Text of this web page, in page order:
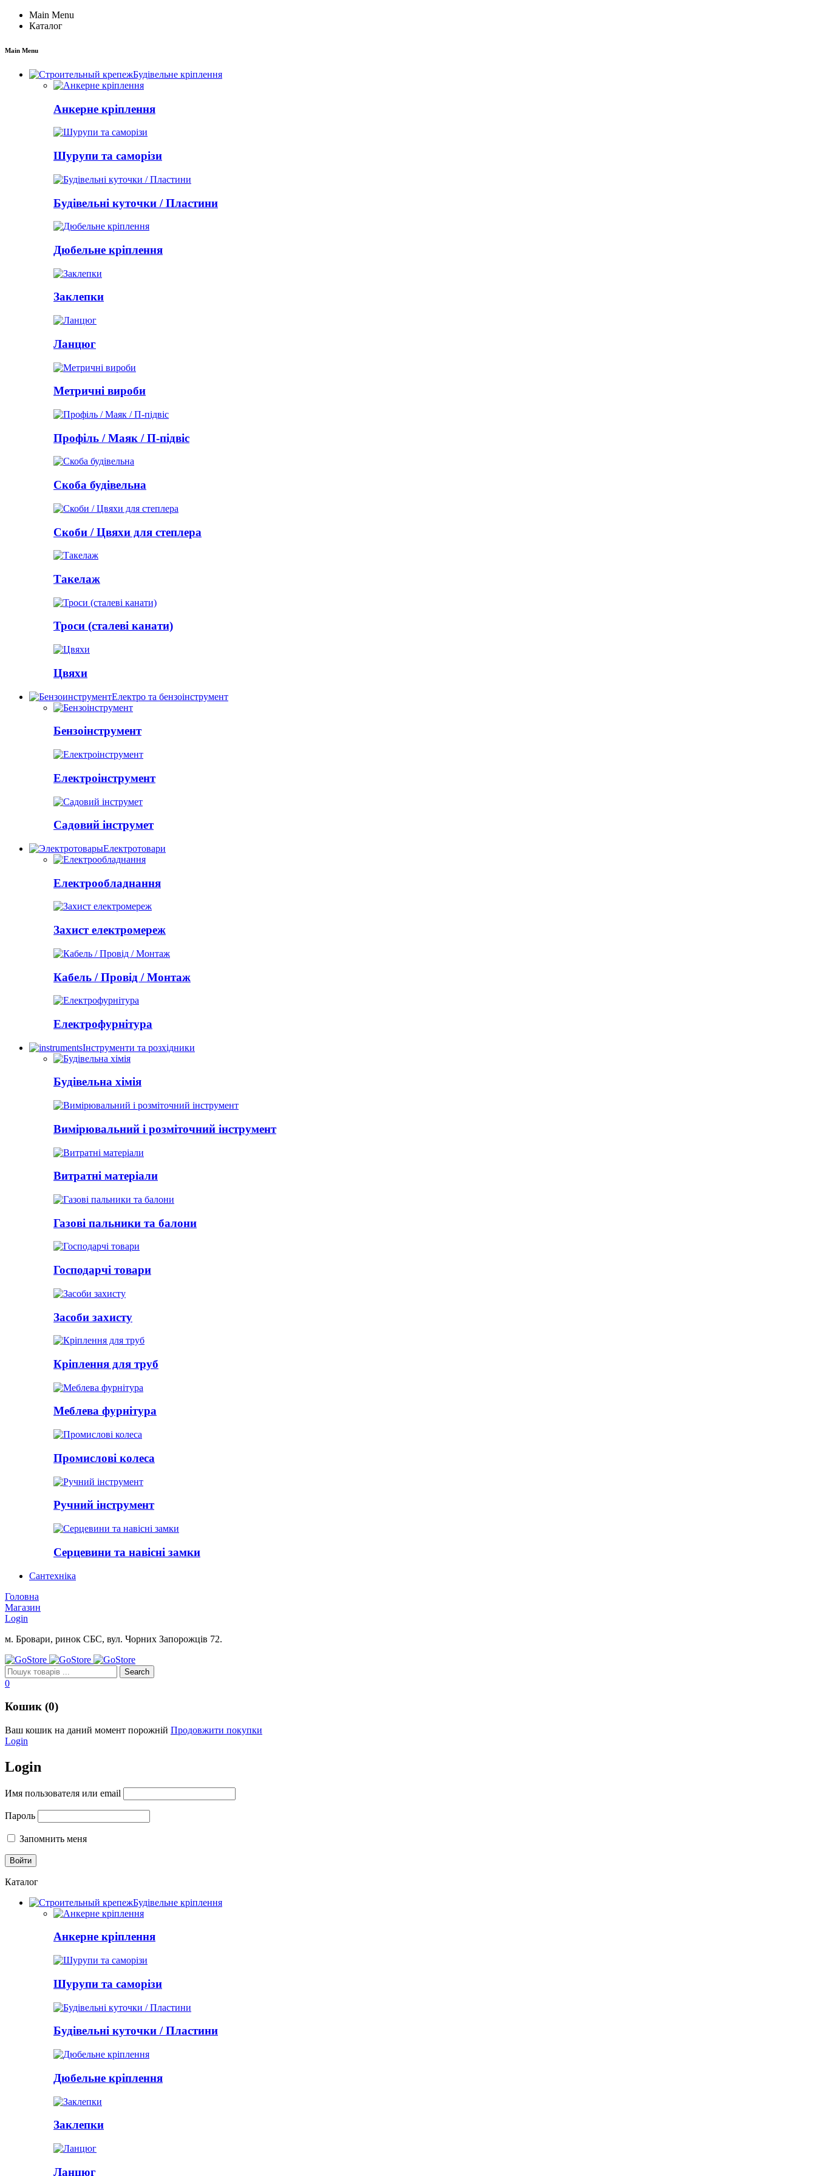
Main Menu
Каталог
Main Menu
Будівельне кріплення
Анкерне кріплення
Шурупи та саморізи
Будівельні куточки / Пластини
Дюбельне кріплення
Заклепки
Ланцюг
Метричні вироби
Профіль / Маяк / П-підвіс
Скоба будівельна
Скоби / Цвяхи для степлера
Такелаж
Троси (сталеві канати)
Цвяхи
Електро та бензоінструмент
Бензоінструмент
Електроінструмент
Садовий інструмет
Електротовари
Електрообладнання
Захист електромереж
Кабель / Провід / Монтаж
Електрофурнітура
Інструменти та розхідники
Будівельна хімія
Вимірювальний і розміточний інструмент
Витратні матеріали
Газові пальники та балони
Господарчі товари
Засоби захисту
Кріплення для труб
Меблева фурнітура
Промислові колеса
Ручний інструмент
Серцевини та навісні замки
Сантехніка
Головна
Магазин
Login
м. Бровари, ринок СБС, вул. Чорних Запорожців 72.
0
Кошик (0)
Ваш кошик на даний момент порожній Продовжити покупки
Login
Login
Имя пользователя или email
Пароль
Запомнить меня
Каталог
Будівельне кріплення
Анкерне кріплення
Шурупи та саморізи
Будівельні куточки / Пластини
Дюбельне кріплення
Заклепки
Ланцюг